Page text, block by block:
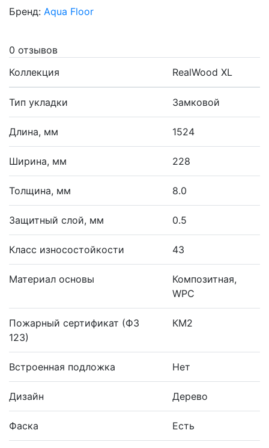
Бренд: Aqua Floor
0 отзывов
Коллекция
RealWood XL
Тип укладки Замковой
Длина, мм 1524
Ширина, мм 228
Толщина, мм 8.0
Защитный слой, мм 0.5
Класс износостойкости 43
Материал основы
Композитная,
WPC
Пожарный сертификат (ФЗ
123)
КМ2
Встроенная подложка Нет
Дизайн Дерево
Фаска Есть